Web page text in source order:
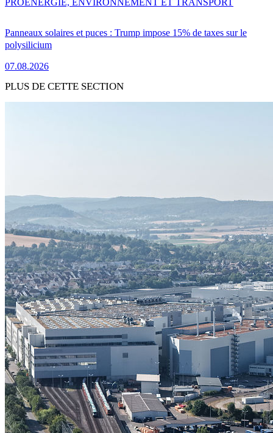
Panneaux solaires et puces : Trump impose 15% de taxes sur le
polysilicium
07.08.2026
PROENERGIE, ENVIRONNEMENT ET TRANSPORT
PLUS DE CETTE SECTION